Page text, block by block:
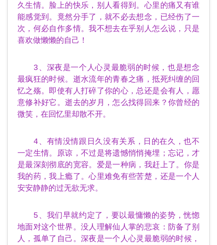
久生情。脸上的快乐，别人看得到。心里的痛又有谁
能感觉到。竟然分手了，就不必去想念，已经伤了一
次，何必自作多情。我不想去在乎别人怎么说，只是
喜欢做懒懒的自己！
3、深夜是一个人心灵最脆弱的时候，也是想念
最疯狂的时候。逝水流年的青春之痛，抵死纠缠的回
忆之殇。即使有人打碎了你的心，总还是会有人，愿
意修补好它。逝去的岁月，怎么找得回来？你曾经的
微笑，在回忆里却散不开。
4、有情没情跟日久没有关系，日的在久，也不
一定生情。原谅，不过是将遗憾悄悄掩埋；忘记，才
是最深刻彻底的宽容。爱是一种病，我赶上了。你是
我的药，我上瘾了。心里难免有些苦楚，还是一个人
安安静静的过无欲无求。
5、我们早就约定了，要以最慵懒的姿势，恍惚
地面对这个世界。没人理解仙人掌的悲哀：防备了别
人，孤单了自己。深夜是一个人心灵最脆弱的时候，